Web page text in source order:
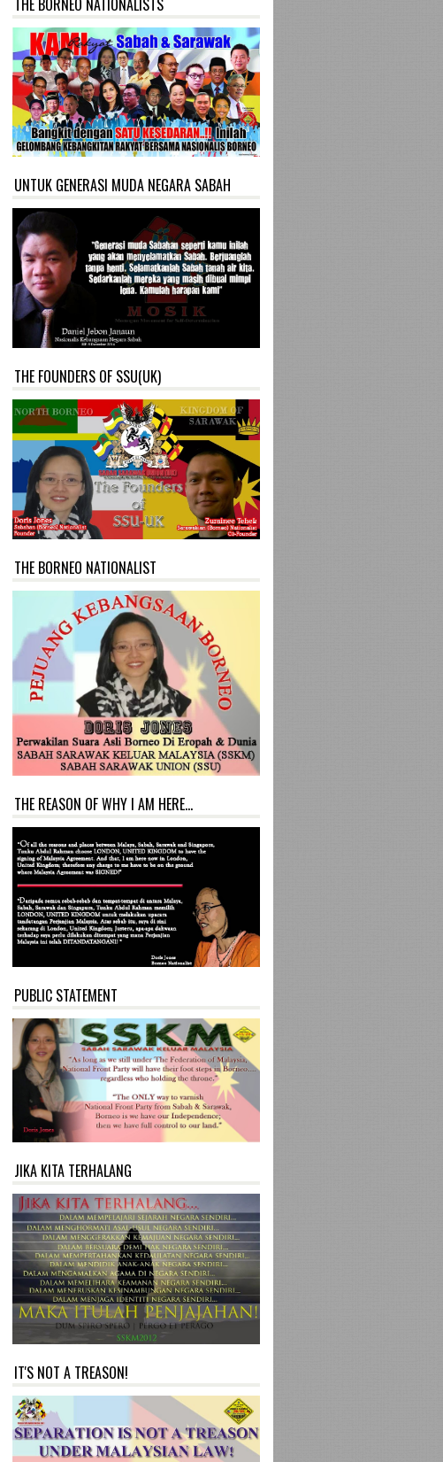
THE BORNEO NATIONALISTS
UNTUK GENERASI MUDA NEGARA SABAH
THE FOUNDERS OF SSU(UK)
THE BORNEO NATIONALIST
THE REASON OF WHY I AM HERE...
PUBLIC STATEMENT
JIKA KITA TERHALANG
IT'S NOT A TREASON!